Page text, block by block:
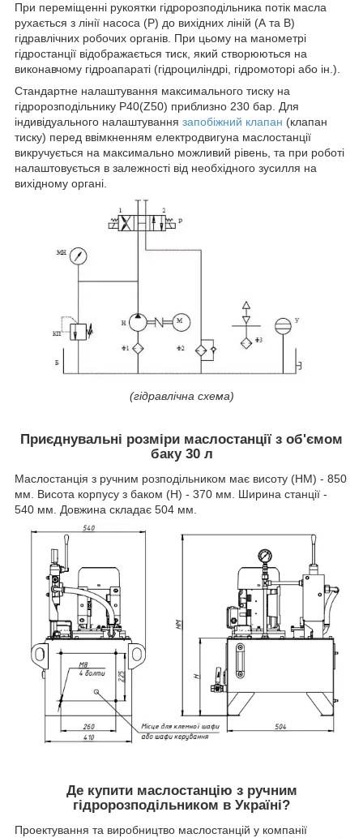
При переміщенні рукоятки гідророзподільника потік масла
рухається з лінії насоса (P) до вихідних ліній (А та В)
гідравлічних робочих органів. При цьому на манометрі
гідростанції відображається тиск, який створюються на
виконавчому гідроапараті (гідроциліндрі, гідромоторі або ін.).
Стандартне налаштування максимального тиску на
гідророзподільнику Р40(Z50) приблизно 230 бар. Для
індивідуального налаштування запобіжний клапан (клапан
тиску) перед ввімкненням електродвигуна маслостанції
викручується на максимально можливий рівень, та при роботі
налаштовується в залежності від необхідного зусилля на
вихідному органі.
(гідравлічна схема)
Приєднувальні розміри маслостанції з об'ємом
баку 30 л
Маслостанція з ручним розподільником має висоту (НМ) - 850
мм. Висота корпусу з баком (Н) - 370 мм. Ширина станції -
540 мм. Довжина складає 504 мм.
Де купити маслостанцію з ручним
гідророзподільником в Україні?
Проектування та виробництво маслостанцій у компанії